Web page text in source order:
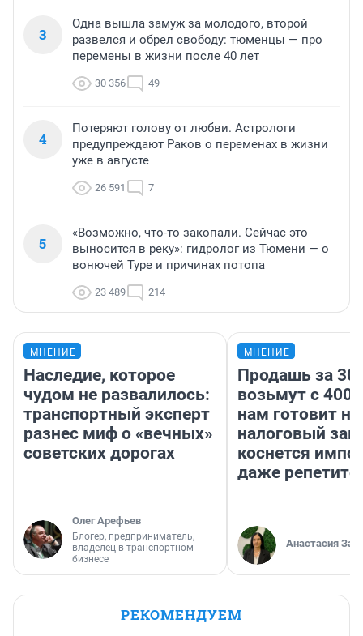
3
Одна вышла замуж за молодого, второй
развелся и обрел свободу: тюменцы — про
перемены в жизни после 40 лет
30 356 49
4
Потеряют голову от любви. Астрологи
предупреждают Раков о переменах в жизни
уже в августе
26 591 7
5
«Возможно, что-то закопали. Сейчас это
выносится в реку»: гидролог из Тюмени — о
вонючей Туре и причинах потопа
23 489 214
МНЕНИЕ
Наследие, которое
чудом не развалилось:
транспортный эксперт
разнес миф о «вечных»
советских дорогах
Олег Арефьев
Блогер, предприниматель,
владелец в транспортном
бизнесе
МНЕНИЕ
Продашь за
возьмут с
нам готовит
налоговый
коснется
даже
Анастасия
РЕКОМЕНДУЕМ